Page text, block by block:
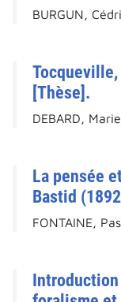
BURGUN,
[Thèse].
DEBARD,
La pensée
Bastid
FONTAINE,